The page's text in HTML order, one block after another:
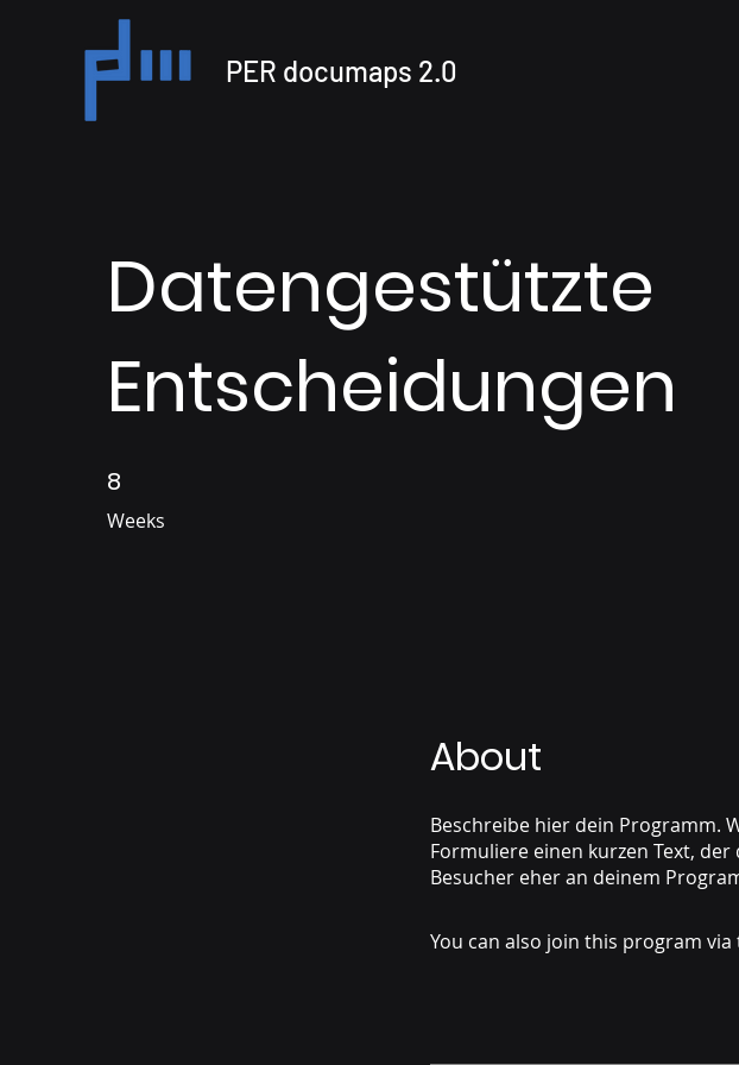
PER documaps 2.0
Datengestützte
Entscheidungen
8
Weeks
8 Weeks
About
Beschreibe hier dein Programm.
Formuliere einen kurzen Text,
You can also join this program